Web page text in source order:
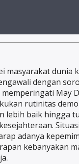
masyarakat dunia
dengan
May
rutinitas
lebih baik hingga
adanya
kebanyakan